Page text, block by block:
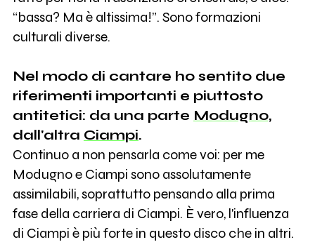
“bassa? Ma è altissima!”. Sono formazioni
culturali diverse.
Nel modo di cantare ho sentito due
riferimenti importanti e piuttosto
antitetici: da una parte Modugno,
dall'altra Ciampi.
Continuo a non pensarla come voi: per me
Modugno e Ciampi sono assolutamente
assimilabili, soprattutto pensando alla prima
fase della carriera di Ciampi. È vero, l'influenza
di Ciampi è più forte in questo disco che in altri.